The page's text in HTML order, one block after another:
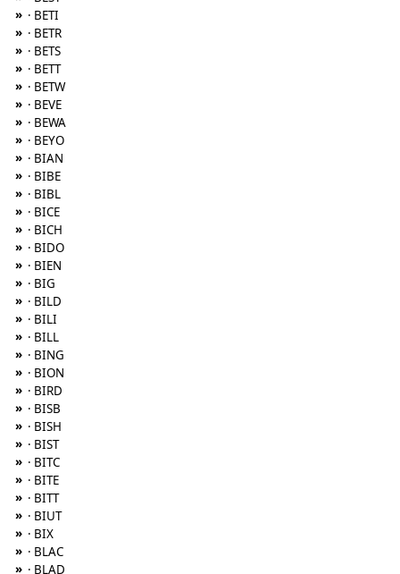
» · BETI
» · BETR
» · BETS
» · BETT
» · BETW
» · BEVE
» · BEWA
» · BEYO
» · BIAN
» · BIBE
» · BIBL
» · BICE
» · BICH
» · BIDO
» · BIEN
» · BIG
» · BILD
» · BILI
» · BILL
» · BING
» · BION
» · BIRD
» · BISB
» · BISH
» · BIST
» · BITC
» · BITE
» · BITT
» · BIUT
» · BIX
» · BLAC
» · BLAD